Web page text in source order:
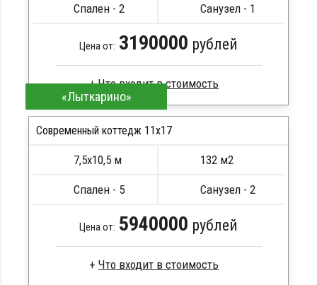
Спален - 2 Санузел - 1
Цена от: 3190000 рублей
Брус естественной влажности
Стропила, балки 50х200 мм
Метизы, саморезы, гвозди
Сборка на березовые нагеля, джут
ПОДРОБНЕЕ
«Лыткарино»
Современный коттедж 11х17
7,5х10,5 м 132 м2
Спален - 5 Санузел - 2
Цена от: 5940000 рублей